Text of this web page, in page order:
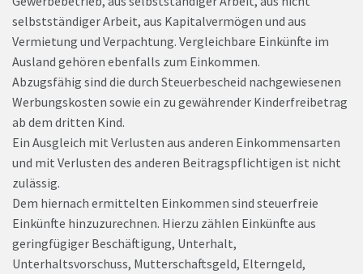
selbstständiger Arbeit, aus Kapitalvermögen und aus
Vermietung und Verpachtung. Vergleichbare Einkünfte im
Ausland gehören ebenfalls zum Einkommen.
Abzugsfähig sind die durch Steuerbescheid nachgewiesenen
Werbungskosten sowie ein zu gewährender Kinderfreibetrag
ab dem dritten Kind.
Ein Ausgleich mit Verlusten aus anderen Einkommensarten
und mit Verlusten des anderen Beitragspflichtigen ist nicht
zulässig.
Dem hiernach ermittelten Einkommen sind steuerfreie
Einkünfte hinzuzurechnen. Hierzu zählen Einkünfte aus
geringfügiger Beschäftigung, Unterhalt,
Unterhaltsvorschuss, Mutterschaftsgeld, Elterngeld,